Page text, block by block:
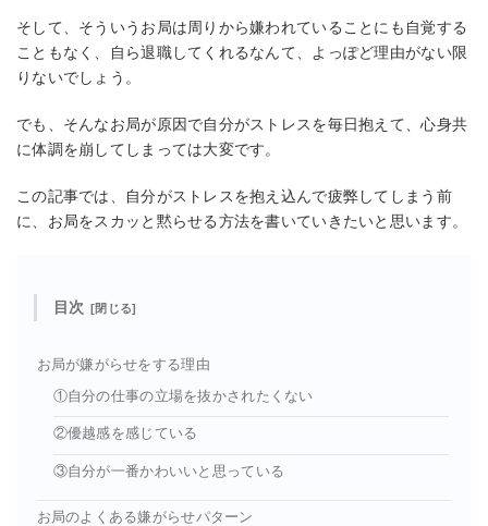
そして、そういうお局は周りから嫌われていることにも自覚する
こともなく、自ら退職してくれるなんて、よっぽど理由がない限
りないでしょう。
でも、そんなお局が原因で自分がストレスを毎日抱えて、心身共
に体調を崩してしまっては大変です。
この記事では、自分がストレスを抱え込んで疲弊してしまう前
に、お局をスカッと黙らせる方法を書いていきたいと思います。
目次
お局が嫌がらせをする理由
①自分の仕事の立場を抜かされたくない
②優越感を感じている
③自分が一番かわいいと思っている
お局のよくある嫌がらせパターン